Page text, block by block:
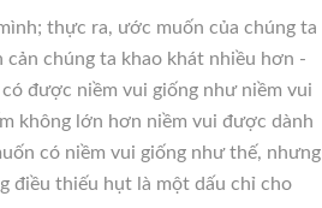
thực ra, ước muốn của chúng ta
cản chúng ta khao khát nhiều hơn -
được niềm vui giống như niềm vui
không lớn hơn niềm vui được dành
có niềm vui giống như thế, nhưng
điều thiếu hụt là một dấu chỉ cho